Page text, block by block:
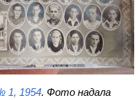
1, 1954. Фото надала